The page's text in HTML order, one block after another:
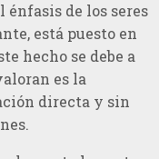
de los seres
está puesto en
hecho se debe a
es la
directa y sin